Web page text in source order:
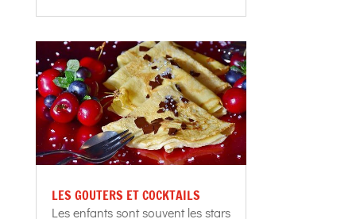
LES GOUTERS ET COCKTAILS
Les enfants sont souvent les stars